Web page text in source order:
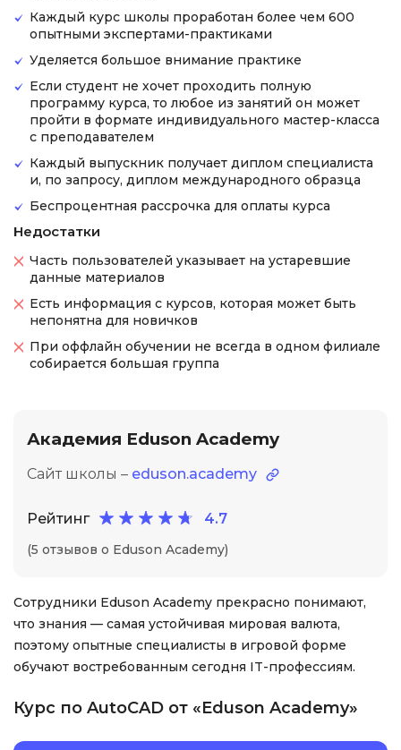
Каждый курс школы проработан более чем 600
опытными экспертами-практиками
Уделяется большое внимание практике
Если студент не хочет проходить полную
программу курса, то любое из занятий он может
пройти в формате индивидуального мастер-класса
с преподавателем
Каждый выпускник получает диплом специалиста
и, по запросу, диплом международного образца
Беспроцентная рассрочка для оплаты курса
Недостатки
Часть пользователей указывает на устаревшие
данные материалов
Есть информация с курсов, которая может быть
непонятна для новичков
При оффлайн обучении не всегда в одном филиале
собирается большая группа
Академия Eduson Academy
Сайт школы – eduson.academy
Рейтинг 4.7
(5 отзывов о Eduson Academy)
Сотрудники Eduson Academy прекрасно понимают,
что знания — самая устойчивая мировая валюта,
поэтому опытные специалисты в игровой форме
обучают востребованным сегодня IT-профессиям.
Курс по AutoCAD от «Eduson Academy»